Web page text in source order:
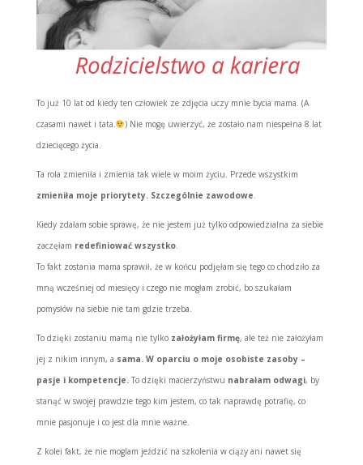
To już 10 lat od kiedy ten człowiek ze zdjęcia uczy mnie bycia mama. (A
czasami nawet i tata.
) Nie mogę uwierzyć, że zostało nam niespełna 8 lat
dziecięcego życia.
Ta rola zmieniła i zmienia tak wiele w moim życiu. Przede wszystkim
zmieniła moje priorytety. Szczególnie zawodowe
Kiedy zdałam sobie sprawę, że nie jestem już tylko odpowiedzialna za siebie
zaczęłam redefiniować wszystko.
To fakt zostania mama sprawił, że w końcu podjęłam się tego co chodziło za
mną wcześniej od miesięcy i czego nie mogłam zrobić, bo szukałam
pomysłów na siebie nie tam gdzie trzeba.
To dzięki zostaniu mamą nie tylko założyłam firmę, ale też nie założyłam
jej z nikim innym, a sama. W oparciu o moje osobiste zasoby –
pasje i kompetencje. To dzięki macierzyństwu nabrałam odwagi, by
stanąć w swojej prawdzie tego kim jestem, co tak naprawdę potrafię, co
mnie pasjonuje i co jest dla mnie ważne.
Z kolei fakt, że nie moglam jeździć na szkolenia w ciąży ani nawet się